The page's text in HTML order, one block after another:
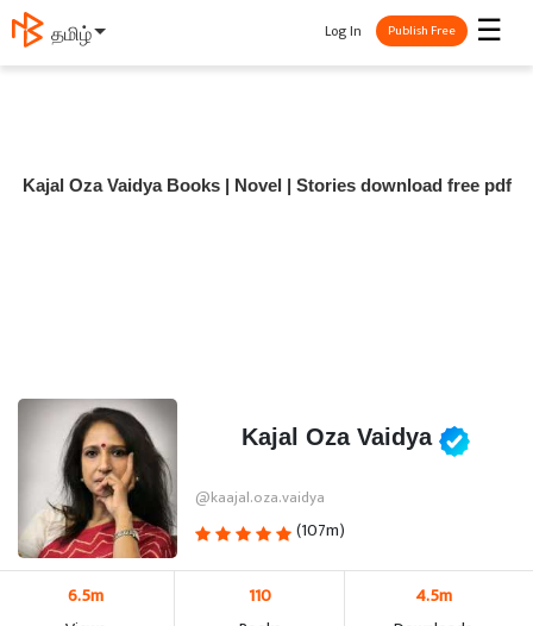
தமிழ் ☰
Log In Publish Free
Kajal Oza Vaidya Books | Novel | Stories download free pdf
Kajal Oza Vaidya
@kaajal.oza.vaidya
(107m)
6.5m 110 4.5m